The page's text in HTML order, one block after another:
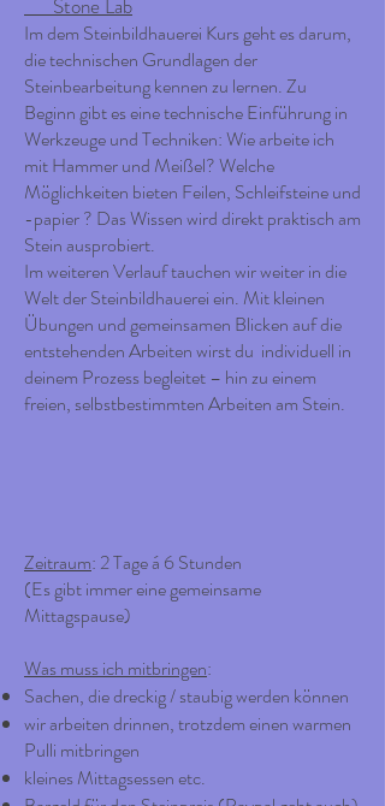
Stone Lab
Im dem Steinbildhauerei Kurs geht es darum,
die technischen Grundlagen der
Steinbearbeitung kennen zu lernen. Zu
Beginn gibt es eine technische Einführung in
Werkzeuge und Techniken: Wie arbeite ich
mit Hammer und Meißel? Welche
Möglichkeiten bieten Feilen, Schleifsteine und
-papier ? Das Wissen wird direkt praktisch am
Stein ausprobiert.
Im weiteren Verlauf tauchen wir weiter in die
Welt der Steinbildhauerei ein. Mit kleinen
Übungen und gemeinsamen Blicken auf die
entstehenden Arbeiten wirst du individuell in
deinem Prozess begleitet – hin zu einem
freien, selbstbestimmten Arbeiten am Stein.
Zeitraum: 2 Tage á 6 Stunden
(Es gibt immer eine gemeinsame
Mittagspause)
Was muss ich mitbringen:
Sachen, die dreckig / staubig werden können
wir arbeiten drinnen, trotzdem einen warmen
Pulli mitbringen
kleines Mittagsessen etc.